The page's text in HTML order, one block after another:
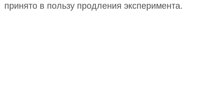
принято в пользу продления эксперимента.